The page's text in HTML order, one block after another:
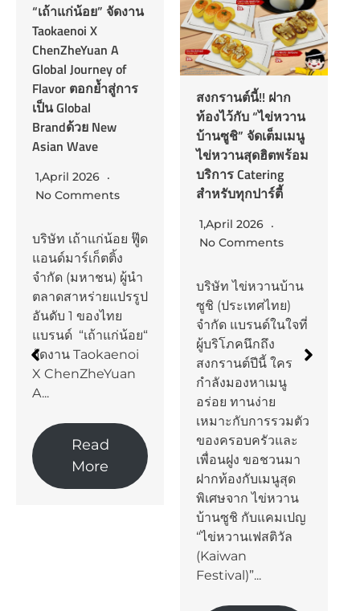
าแก่น้อย” จัดงาน
X
A
Journey of
ตอกย้ำสู่การ
Global
ด้วย New
Wave
2026
Comments
ท เถ้าแก่น้อย ฟู๊ด
ด์มาร์เก็ตติ้ง
ด (มหาชน) ผู้นำ
ดสาหร่ายแปรรูป
บ 1 ของไทย
นด์ “เถ้าแก่น้อย“
าน Taokaenoi
Read
More
สงกรานต์นี้!! ฝาก
ท้องไว้กับ “ไข่หวาน
บ้านซูชิ” จัดเต็มเมนู
ไข่หวานสุดฮิตพร้อม
บริการ Catering
สำหรับทุกปาร์ตี้
1,April 2026
No Comments
บริษัท ไข่หวานบ้าน
ซูชิ (ประเทศไทย)
จำกัด แบรนด์ในใจที่
ผู้บริโภคนึกถึง
สงกรานต์ปีนี้ ใคร
กำลังมองหาเมนู
อร่อย ทานง่าย
เหมาะกับการรวมตัว
ของครอบครัวและ
เพื่อนฝูง ขอชวนมา
ฝากท้องกับเมนูสุด
พิเศษจาก ไข่หวาน
บ้านซูชิ กับแคมเปญ
“ไข่หวานเฟสติวัล
(Kaiwan
Festival)”...
มิตซูบิชิ
รุกตลาด
Series”
แน่นอน